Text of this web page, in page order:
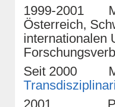
1999-2001
Österreich,
internationalen
Seit 2000